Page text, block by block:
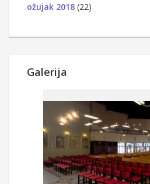
ožujak 2018 (22)
Galerija